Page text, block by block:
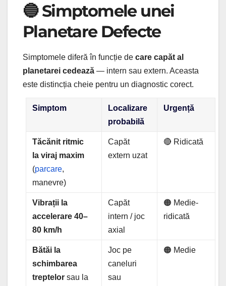
🔵 Simptomele unei
Planetare Defecte
Simptomele diferă în funcție de care capăt al
planetarei cedează — intern sau extern. Aceasta
este distincția cheie pentru un diagnostic corect.
Simptom
Localizare
probabilă
Urgență
Tăcănit ritmic
la viraj maxim
(parcare,
manevre)
Capăt
extern uzat
🔴 Ridicată
Vibrații la
accelerare 40–
80 km/h
Capăt
intern / joc
axial
🟠 Medie-
ridicată
Bătăi la
schimbarea
treptelorsau la
Joc pe
caneluri
sau
🟠 Medie